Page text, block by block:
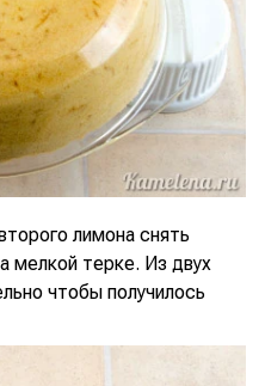
лимона снять
мелкой терке. Из двух
чтобы получилось